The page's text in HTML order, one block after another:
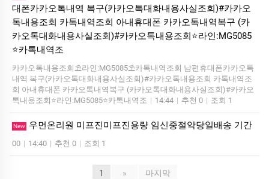
대폰카카오톡내역 복구(카카오톡대화내용사실조회)#카카오
톡내용조회 카톡내역조회 아내휴대폰 카카오톡내역복구 (카
카오톡대화내용사실조회)#카카오톡내용조회⭐라인:MG5085
⭐카톡내역조
카카오톡내용조회⛱️라인:MG5085⛱️카톡내역조회 남편휴대폰카카오톡
내역 복구(카카오톡대화내용사실조회)#카카오톡내용조회 카톡내역조
회 아내휴대폰 카카오톡내역복구 (카카오톡대화내용사실조회)#카카오
톡내용조회⭐라인:MG5085⭐카톡내역조 | 14:44 | 추천 0 | 조회 1
New 우먼온리원 미프진미프진용량 임신중절약당일배송 기간
00 | 14:40 | 추천 0 | 조회 1
1 » 마지막